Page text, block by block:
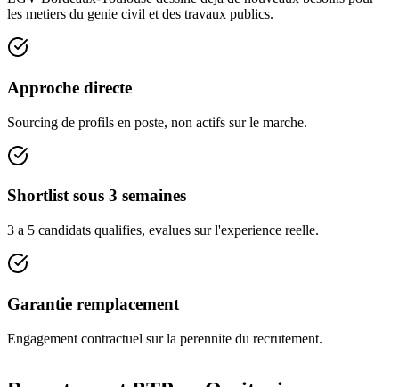
les metiers du genie civil et des travaux publics.
Approche directe
Sourcing de profils en poste, non actifs sur le marche.
Shortlist sous 3 semaines
3 a 5 candidats qualifies, evalues sur l'experience reelle.
Garantie remplacement
Engagement contractuel sur la perennite du recrutement.